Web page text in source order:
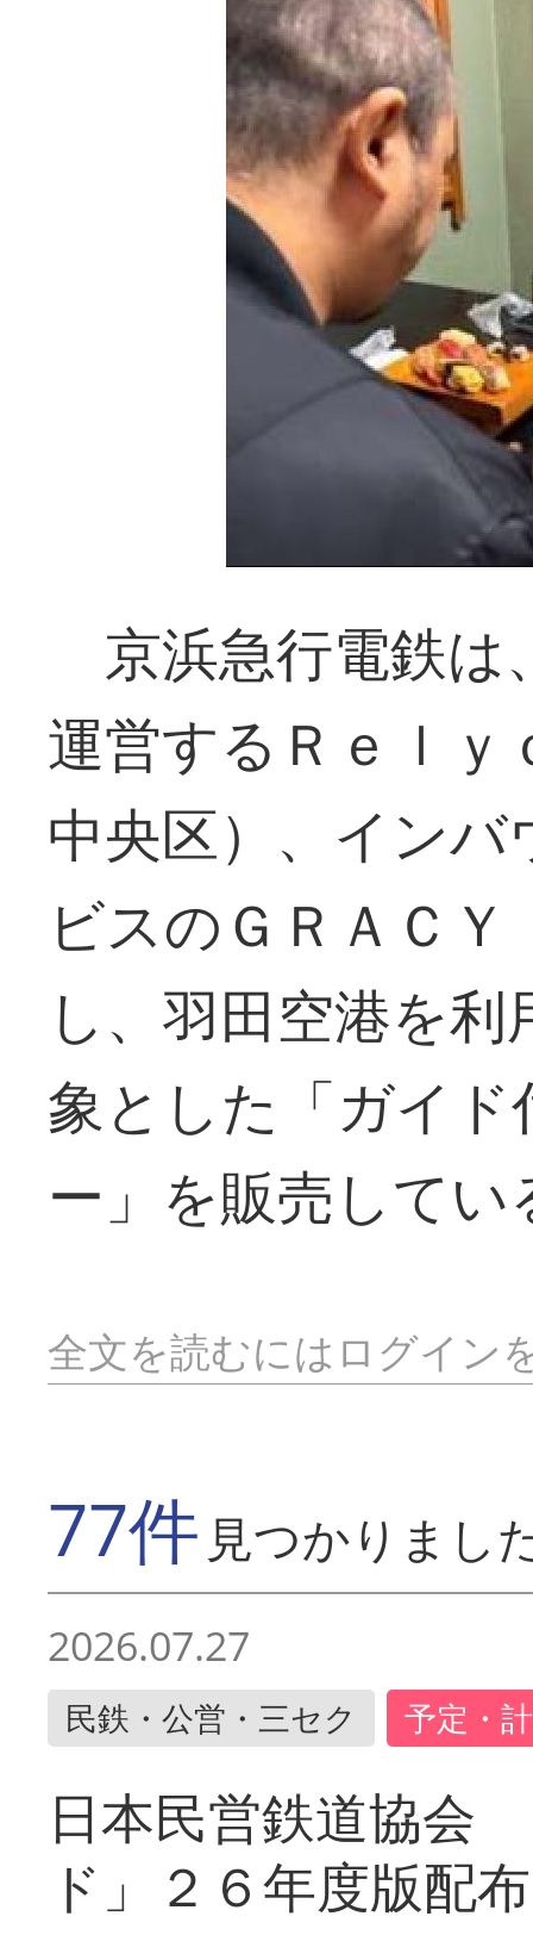
京浜急行電鉄は
運営するＲｅｌｙ
中央区）、イン
ビスのＧＲＡＣ
し、羽田空港を
象とした「ガイ
ー」を販売してい
全文を読むにはログイン
77件 見つかりまし
2026.07.27
民鉄・公営・三セク 予定・
日本民営鉄道協会
ド」２６年度版配布